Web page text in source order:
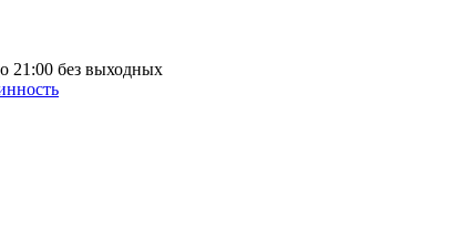
21:00 без выходных